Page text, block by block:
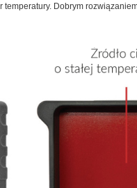
Dobrym